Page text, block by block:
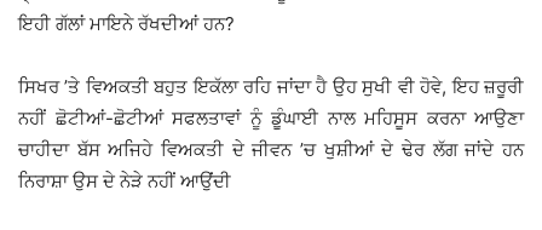
ਇਹੀ ਗੱਲਾਂ ਮਾਇਨੇ ਰੱਖਦੀਆਂ ਹਨ?
ਸਿਖਰ ’ਤੇ ਵਿਅਕਤੀ ਬਹੁਤ ਇਕੱਲਾ ਰਹਿ ਜਾਂਦਾ ਹੈ ਉਹ ਸੁਖੀ ਵੀ ਹੋਵੇ, ਇਹ ਜ਼ਰੂਰੀ
ਨਹੀਂ ਛੋਟੀਆਂ-ਛੋਟੀਆਂ ਸਫਲਤਾਵਾਂ ਨੂੰ ਡੂੰਘਾਈ ਨਾਲ ਮਹਿਸੂਸ ਕਰਨਾ ਆਉਣਾ
ਚਾਹੀਦਾ ਬੱਸ ਅਜਿਹੇ ਵਿਅਕਤੀ ਦੇ ਜੀਵਨ ’ਚ ਖੁਸ਼ੀਆਂ ਦੇ ਢੇਰ ਲੱਗ ਜਾਂਦੇ ਹਨ
ਨਿਰਾਸ਼ਾ ਉਸ ਦੇ ਨੇੜੇ ਨਹੀਂ ਆਉਂਦੀ